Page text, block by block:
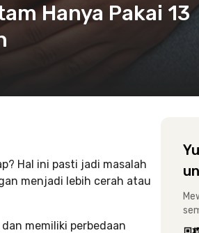
Hanya Pakai 13
Hal ini pasti jadi masalah
menjadi lebih cerah atau
memiliki perbedaan